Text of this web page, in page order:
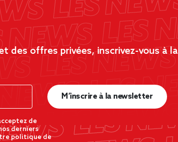
des offres privées, inscrivez-vous à la
de
derniers
politique de
M’inscrire à la newsletter